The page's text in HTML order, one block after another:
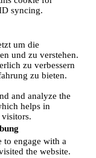
syncing.
um die
und zu verstehen.
zu verbessern
zu bieten.
and analyze the
helps in
to engage with a
the website.